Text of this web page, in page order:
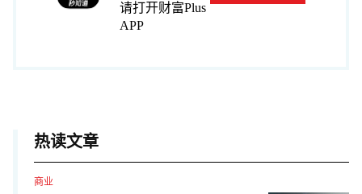
请打开财富Plus
APP
热读文章
商业